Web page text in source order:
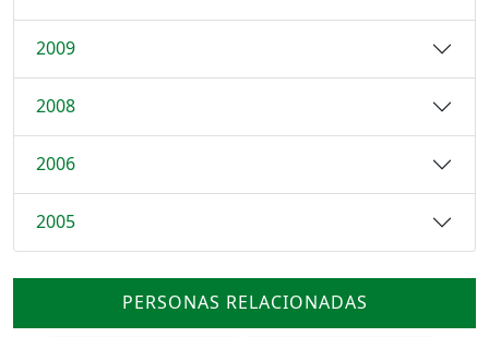
2009
2008
2006
2005
PERSONAS RELACIONADAS